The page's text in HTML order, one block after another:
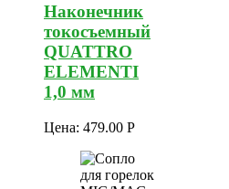
Наконечник
токосъемный
QUATTRO
ELEMENTI
1,0 мм
Цена: 479.00 Р